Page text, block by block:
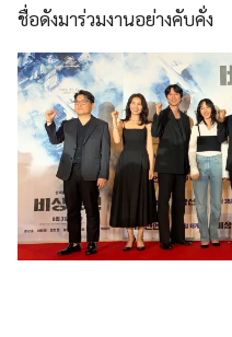
ชื่อดังมาร่วมงานอย่างคับคั่ง